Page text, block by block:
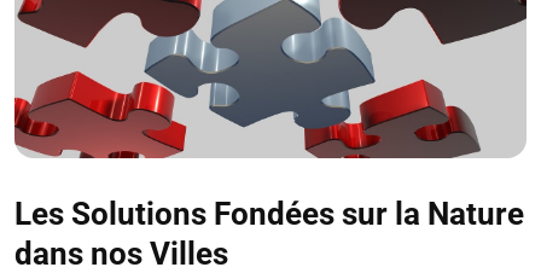
Les Solutions Fondées sur la Nature
dans nos Villes